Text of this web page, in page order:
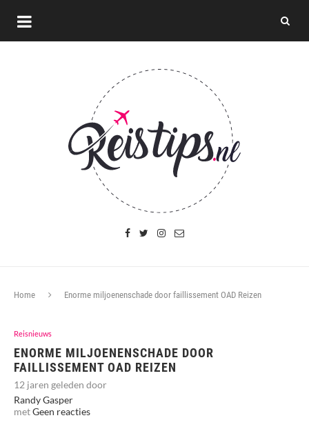
Home Enorme miljoenenschade door faillissement OAD Reizen
Reisnieuws
ENORME MILJOENENSCHADE DOOR
FAILLISSEMENT OAD REIZEN
12 jaren geleden door
Randy Gasper
metGeen reacties